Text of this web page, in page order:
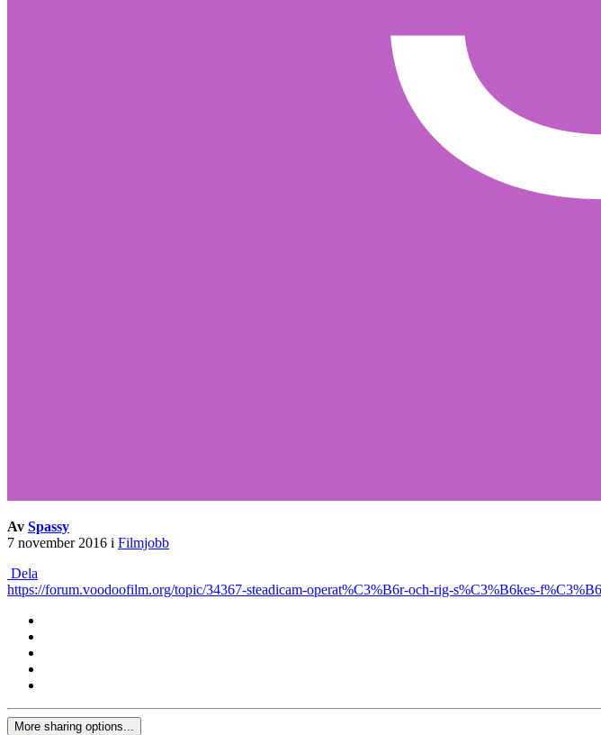
Av Spassy
7 november 2016 i Filmjobb
Dela
https://forum.voodoofilm.org/topic/34367-steadicam-operat%C3%B6r-och-rig-s%C3%B6kes-
More sharing options...